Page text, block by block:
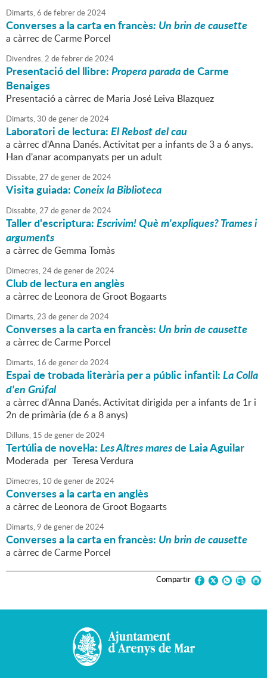
Dimarts,6 defebrerde2024
Converses a la carta en francès: Un brin de causette
a càrrec de Carme Porcel
Divendres,2 defebrerde2024
Presentació del llibre:Propera paradade Carme
Benaiges
Presentació a càrrec de Maria José Leiva Blazquez
Dimarts,30 degenerde2024
Laboratori de lectura:El Rebost del cau
a càrrec d'Anna Danés. Activitat per a infants de 3 a 6 anys.
Han d'anar acompanyats per un adult
Dissabte,27 degenerde2024
Visita guiada:Coneix la Biblioteca
Dissabte,27 degenerde2024
Taller d'escriptura:Escrivim! Què m'expliques? Trames i
arguments
a càrrec de Gemma Tomàs
Dimecres,24degenerde2024
Club de lectura en anglès
a càrrec de Leonora de Groot Bogaarts
Dimarts,23 degenerde2024
Converses a la carta en francès: Un brin de causette
a càrrec de Carme Porcel
Dimarts, 16 degenerde2024
Espai de trobada literària per a públic infantil:La Colla
d'en Grúfal
a càrrec d'Anna Danés. Activitat dirigida per a infants de 1r i
2n de primària (de 6 a 8 anys)
Dilluns, 15 degenerde2024
Tertúlia de novel·la:Les Altres maresde Laia Aguilar
Moderada per Teresa Verdura
Dimecres, 10 degenerde2024
Converses a la carta en anglès
a càrrec de Leonora de Groot Bogaarts
Dimarts,9 degenerde2024
Converses a la carta en francès: Un brin de causette
a càrrec de Carme Porcel
Compartir